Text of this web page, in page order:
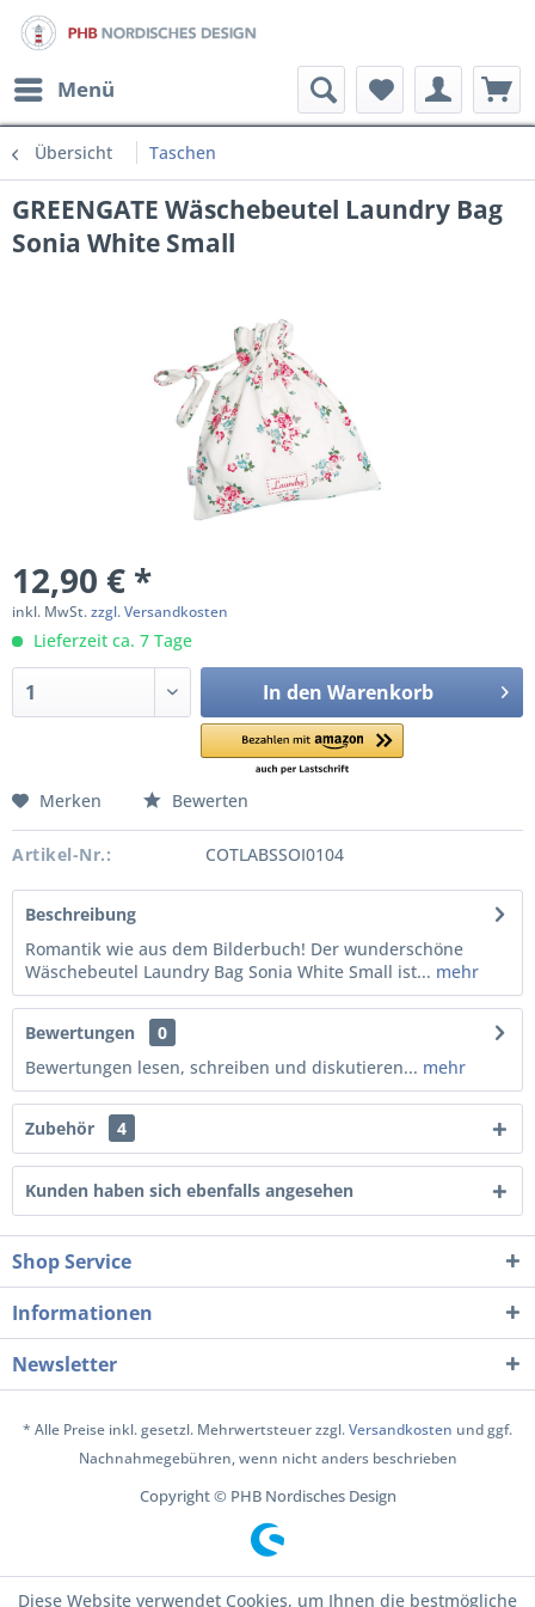
Menü
Übersicht Taschen
GREENGATE Wäschebeutel Laundry Bag
Sonia White Small
12,90 € *
inkl. MwSt.zzgl. Versandkosten
Lieferzeit ca. 7 Tage
In den Warenkorb
Merken Bewerten
Artikel-Nr.: COTLABSSOI0104
Beschreibung
Romantik wie aus dem Bilderbuch! Der wunderschöne
Wäschebeutel Laundry Bag Sonia White Small ist... mehr
Bewertungen
0
Bewertungen lesen, schreiben und diskutieren... mehr
Zubehör 4
Kunden haben sich ebenfalls angesehen
Shop Service
Informationen
Newsletter
* Alle Preise inkl. gesetzl. Mehrwertsteuer zzgl.Versandkosten und ggf.
Nachnahmegebühren, wenn nicht anders beschrieben
Copyright © PHB Nordisches Design
Diese Website verwendet Cookies, um Ihnen die bestmögliche